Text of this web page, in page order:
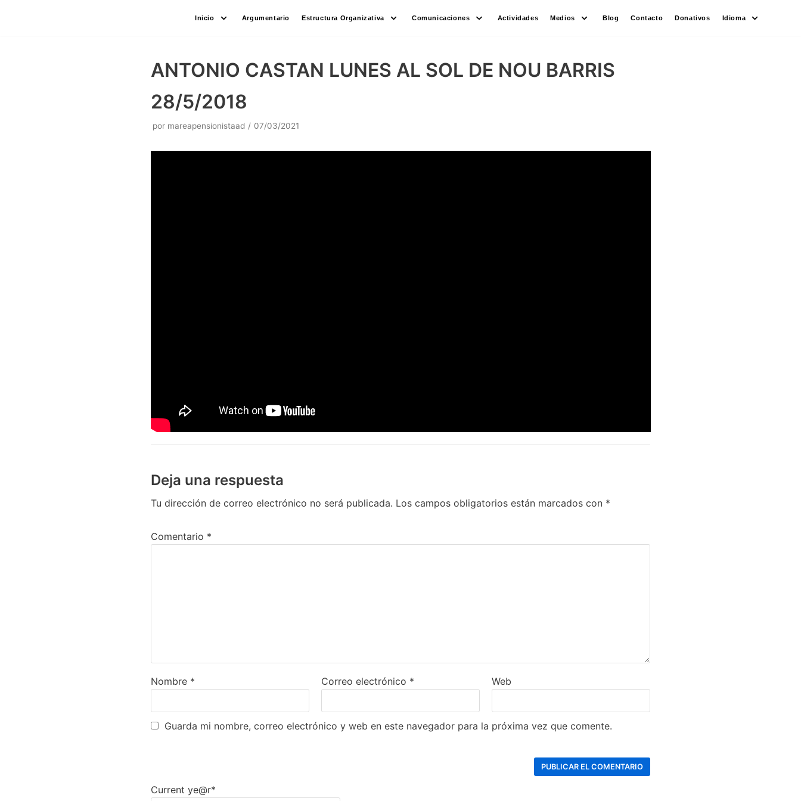
Inicio Argumentario Estructura Organizativa Comunicaciones Actividades Medios Blog Contacto Donativos Idioma
ANTONIO CASTAN LUNES AL SOL DE NOU BARRIS
28/5/2018
por mareapensionistaad 07/03/2021
Deja una respuesta
Tu dirección de correo electrónico no será publicada. Los campos obligatorios están marcados con *
Comentario *
Nombre * Correo electrónico * Web
Guarda mi nombre, correo electrónico y web en este navegador para la próxima vez que comente.
Current ye@r*